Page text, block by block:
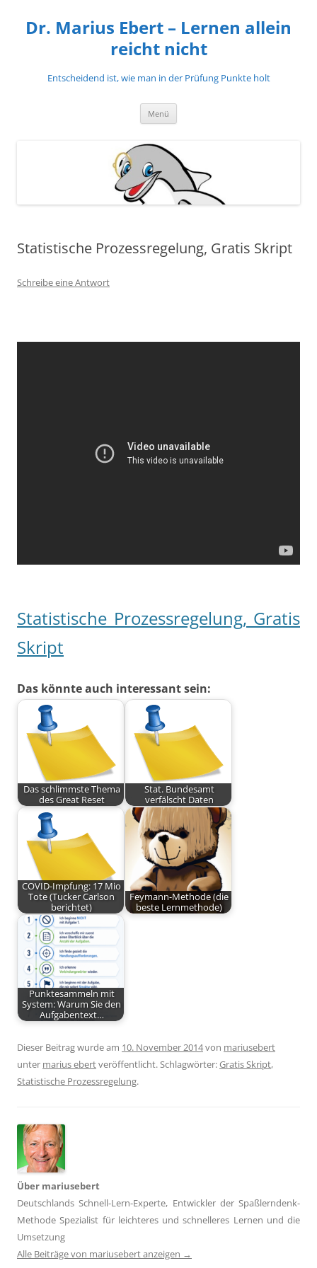
springen
Dr. Marius Ebert – Lernen allein
reicht nicht
Entscheidend ist, wie man in der Prüfung Punkte holt
Menü
Statistische Prozessregelung, Gratis Skript
Schreibe eine Antwort
Statistische Prozessregelung, Gratis
Skript
Das könnte auch interessant sein:
Das schlimmste Thema
des Great Reset
Stat. Bundesamt
verfälscht Daten
COVID-Impfung: 17 Mio
Tote (Tucker Carlson
berichtet)
Feymann-Methode (die
beste Lernmethode)
Punktesammeln mit
System: Warum Sie den
Aufgabentext…
Dieser Beitrag wurde am 10. November 2014von mariusebert
unter marius ebertveröffentlicht. Schlagwörter:Gratis Skript,
Statistische Prozessregelung.
Über mariusebert
Deutschlands Schnell-Lern-Experte, Entwickler der Spaßlerndenk-
Methode Spezialist für leichteres und schnelleres Lernen und die
Umsetzung
Alle Beiträge von mariusebert anzeigen →